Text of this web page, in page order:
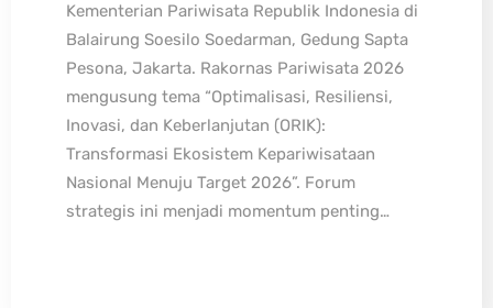
Kementerian Pariwisata Republik Indonesia di
Balairung Soesilo Soedarman, Gedung Sapta
Pesona, Jakarta. Rakornas Pariwisata 2026
mengusung tema “Optimalisasi, Resiliensi,
Inovasi, dan Keberlanjutan (ORIK):
Transformasi Ekosistem Kepariwisataan
Nasional Menuju Target 2026”. Forum
strategis ini menjadi momentum penting…